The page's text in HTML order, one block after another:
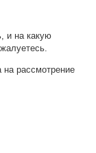
и на какую
рассмотрение